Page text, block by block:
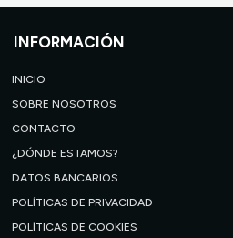
INFORMACIÓN
INICIO
SOBRE NOSOTROS
CONTACTO
¿DÓNDE ESTAMOS?
DATOS BANCARIOS
POLÍTICAS DE PRIVACIDAD
POLÍTICAS DE COOKIES